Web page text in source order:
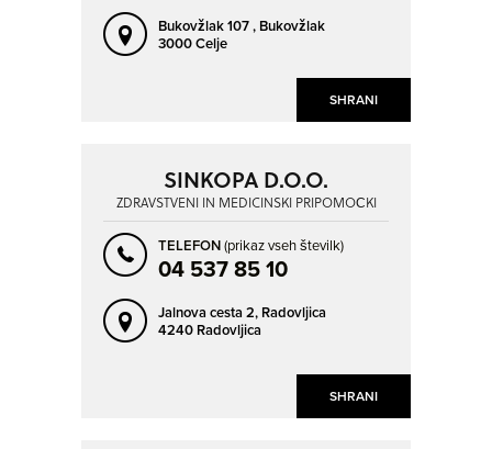
SHRANI
Bukovžlak 107 , Bukovžlak
3000 Celje
SHRANI
SINKOPA D.O.O.
ZDRAVSTVENI IN MEDICINSKI PRIPOMOČKI
TELEFON(prikaz vseh številk)
04 537 85 10
Jalnova cesta 2, Radovljica
4240 Radovljica